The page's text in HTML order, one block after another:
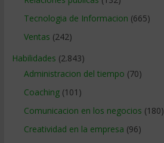
Tecnologia de Informacion (665)
Ventas (242)
Habilidades (2.843)
Administracion del tiempo (70)
Coaching(101)
Comunicacion en los negocios (180)
Creatividad en la empresa (96)